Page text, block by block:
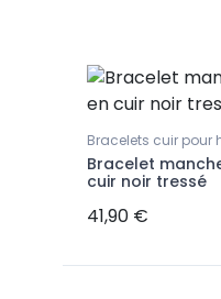
Bracelets cuir pour
Bracelet
cuir noir tressé
41,90 €